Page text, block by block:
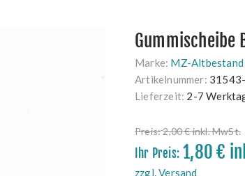
Gummischeibe
Marke: MZ-Altbestand
Artikelnummer:
Lieferzeit: 2-7
Preis:2,00 € inkl. MwSt.
Ihr Preis: 1,80 €
zzgl. Versand